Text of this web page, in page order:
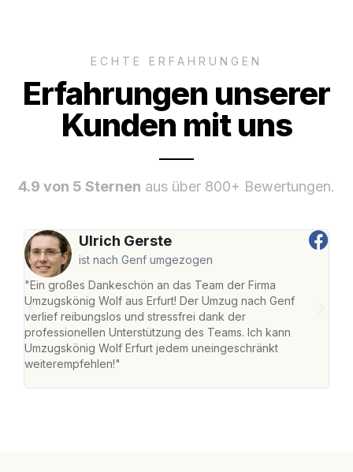
ECHTE ERFAHRUNGEN
Erfahrungen unserer
Kunden mit uns
4.9 von 5 Sternen aus über 800+ Bewertungen.
Ulrich Gerste
ist nach Genf umgezogen
"Ein großes Dankeschön an das Team der Firma
Umzugskönig Wolf aus Erfurt! Der Umzug nach Genf
verlief reibungslos und stressfrei dank der
professionellen Unterstützung des Teams. Ich kann
Umzugskönig Wolf Erfurt jedem uneingeschränkt
weiterempfehlen!"